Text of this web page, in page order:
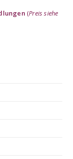
(Preis siehe